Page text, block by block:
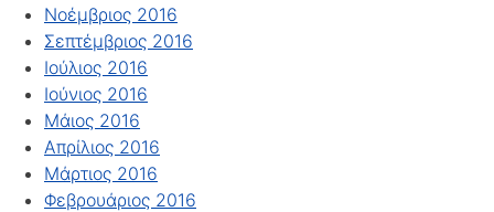
Νοέμβριος 2016
Σεπτέμβριος 2016
Ιούλιος 2016
Ιούνιος 2016
Μάιος 2016
Απρίλιος 2016
Μάρτιος 2016
Φεβρουάριος 2016